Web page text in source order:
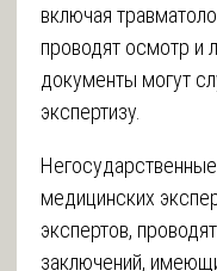
включая
проводят осмотр и
документы могут
экспертизу.
медицинских
экспертов,
заключений,